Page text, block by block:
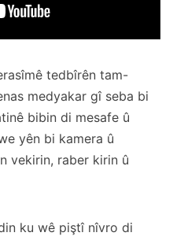
tedbîrên tam-
medyakar gî seba bi
bibin di mesafe û
yên bi kamera û
vekirin, raber kirin û
ku wê piştî nîvro di